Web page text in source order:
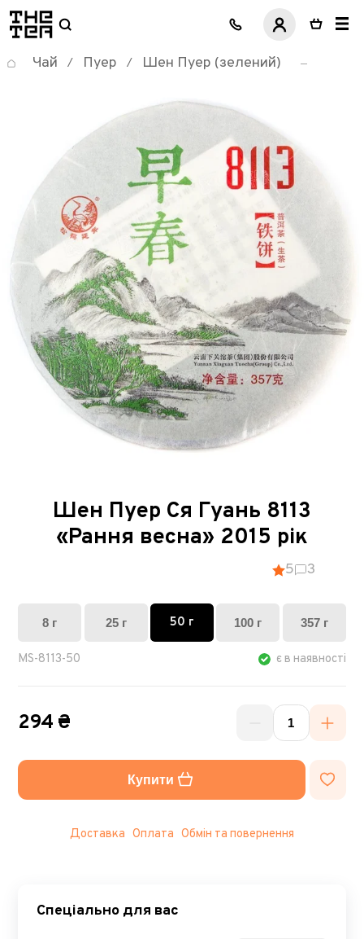
логотип
Чай / Пуер / Шен Пуер (зелений)
Шен Пуер Ся Гуань 8113
«Рання весна» 2015 рік
5 3
8 г 25 г 50 г 100 г 357 г
MS-8113-50 є в наявності
294 ₴
Купити
Доставка Оплата Обмін та повернення
Спеціально для вас